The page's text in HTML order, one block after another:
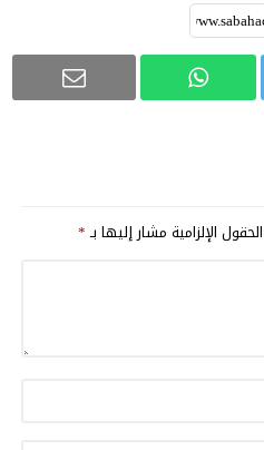
الإلزامية مشار إليها بـ*